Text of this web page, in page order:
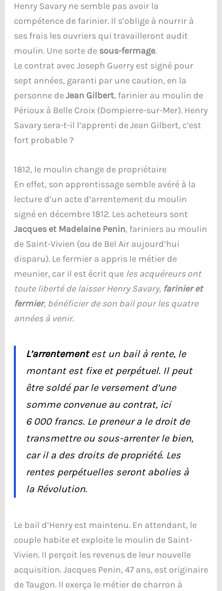
Henry Savary ne semble pas avoir la
compétence de farinier. Il s’oblige à nourrir à
ses frais les ouvriers qui travailleront audit
moulin. Une sorte de sous-fermage.
Le contrat avec Joseph Guerry est signé pour
sept années, garanti par une caution, en la
personne deJean Gilbert, farinier au moulin de
Périoux à Belle Croix (Dompierre-sur-Mer). Henry
Savary sera-t-il l’apprenti de Jean Gilbert, c’est
fort probable ?
1812, le moulin change de propriétaire
En effet, son apprentissage semble avéré à la
lecture d’un acte d’arrentement du moulin
signé en décembre 1812. Les acheteurs sont
Jacques et Madelaine Penin, fariniers au moulin
de Saint-Vivien (ou de Bel Air aujourd’hui
disparu). Le fermier a appris le métier de
meunier, car il est écrit que les acquéreurs ont
toute liberté de laisser Henry Savary, farinier et
fermier, bénéficier de son bail pour les quatre
années à venir.
L’arrentementest un bail à rente, le
montant est fixe et perpétuel. Il peut
être soldé par le versement d’une
somme convenue au contrat, ici
6 000 francs. Le preneur a le droit de
transmettre ou sous-arrenter le bien,
car il a des droits de propriété. Les
rentes perpétuelles seront abolies à
la Révolution.
Le bail d’Henry est maintenu. En attendant, le
couple habite et exploite le moulin de Saint-
Vivien. Il perçoit les revenus de leur nouvelle
acquisition. Jacques Penin, 47 ans, est originaire
de Taugon. Il exerça le métier de charron à